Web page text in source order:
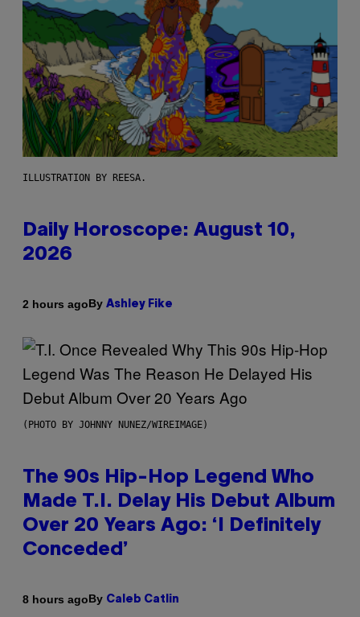
ILLUSTRATION BY REESA.
Daily Horoscope: August 10,
2026
2 hours agoBy Ashley Fike
(PHOTO BY JOHNNY NUNEZ/WIREIMAGE)
The 90s Hip-Hop Legend Who
Made T.I. Delay His Debut Album
Over 20 Years Ago: ‘I Definitely
Conceded’
8 hours agoBy Caleb Catlin